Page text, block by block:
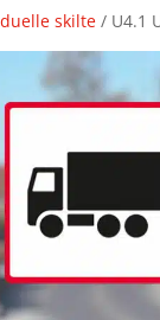
skilte/ U4.1